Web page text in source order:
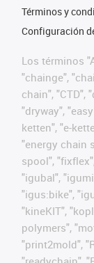
Términos y
Configuración
Los términos
"chainge",
chain", "CTD",
"dryway",
ketten", "e-
"energy chain
spool",
"igubal",
"igus:bike",
"kineKIT",
polymers",
"print2mold",